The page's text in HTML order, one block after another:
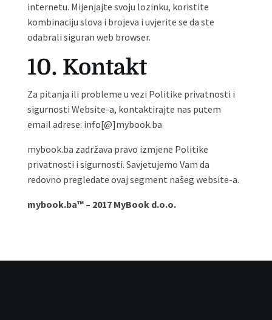
internetu. Mijenjajte svoju lozinku, koristite
kombinaciju slova i brojeva i uvjerite se da ste
odabrali siguran web browser.
10. Kontakt
Za pitanja ili probleme u vezi Politike privatnosti i
sigurnosti Website-a, kontaktirajte nas putem
email adrese: info[@]mybook.ba
mybook.ba zadržava pravo izmjene Politike
privatnosti i sigurnosti. Savjetujemo Vam da
redovno pregledate ovaj segment našeg website-a.
mybook.ba™ – 2017 MyBook d.o.o.